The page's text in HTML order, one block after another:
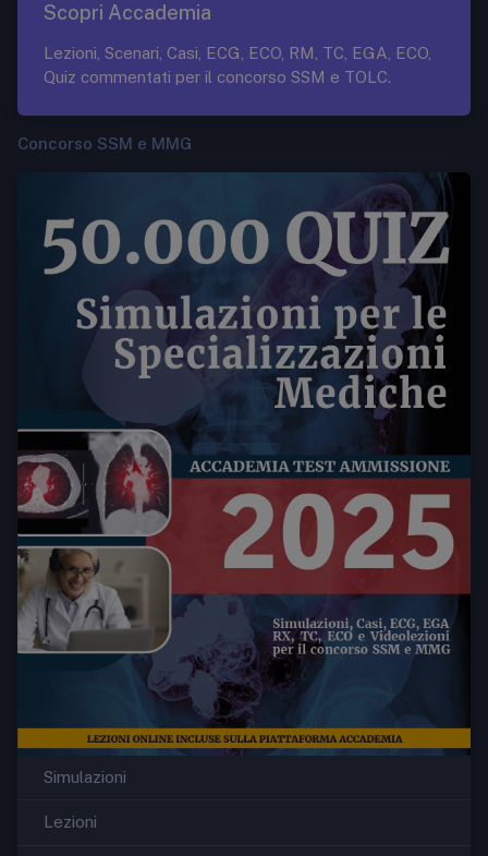
Scopri Accademia
Lezioni, Scenari, Casi, ECG, ECO, RM, TC, EGA, ECO,
Quiz commentati per il concorso SSM e TOLC.
Concorso SSM e MMG
Simulazioni
Lezioni